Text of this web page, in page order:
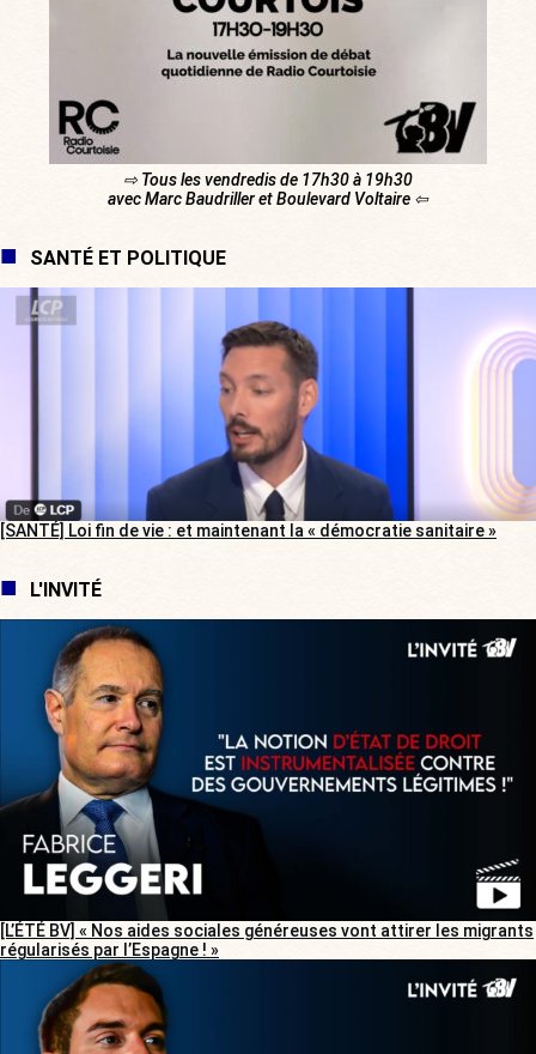
⇨ Tous les vendredis de 17h30 à 19h30
avec Marc Baudriller et Boulevard Voltaire ⇦
SANTÉ ET POLITIQUE
[SANTÉ] Loi fin de vie : et maintenant la « démocratie sanitaire »
L'INVITÉ
[L’ÉTÉ BV] « Nos aides sociales généreuses vont attirer les migrants
régularisés par l’Espagne ! »